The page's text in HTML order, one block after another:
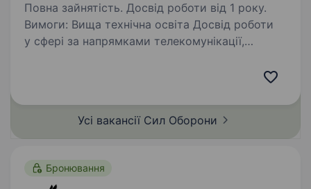
Повна зайнятість. Досвід роботи від 1 року.
Вимоги: Вища технічна освіта Досвід роботи
у сфері за напрямками телекомунікації,
Усі вакансії Сил Оборони
Бронювання